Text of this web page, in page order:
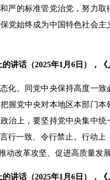
严的标准管党治党，努力取
党始终成为中国特色社会主
讲话（2025年1月6日），《
化。同党中央保持高度一致
握党中央对本地区本部门本
治上，要坚持党中央集中统
行一致、令行禁止。行动
动改革攻坚、促进高质量发展
讲话（2025年1月6日），《